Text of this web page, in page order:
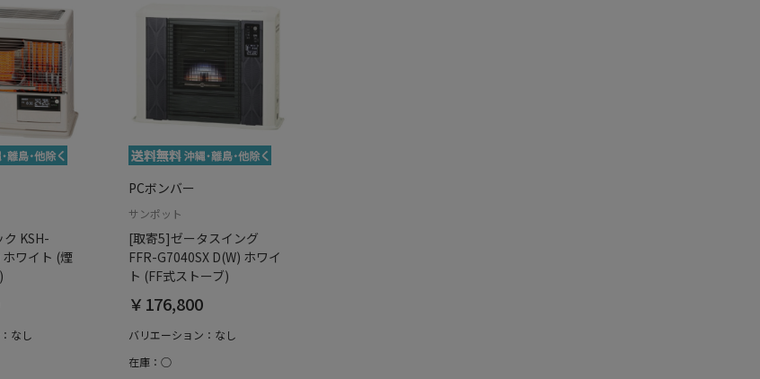
KSH-
ホワイト (煙
なし
PCボンバー
サンポット
[取寄5]ゼータスイング
FFR-G7040SX D(W) ホワイ
ト (FF式ストーブ)
￥176,800
バリエーション：なし
在庫：○